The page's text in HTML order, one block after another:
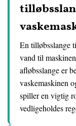
En tilløbsslange
vand til
afløbsslange er
vaskemaskinen
spiller en vigtig
vedligeholdes